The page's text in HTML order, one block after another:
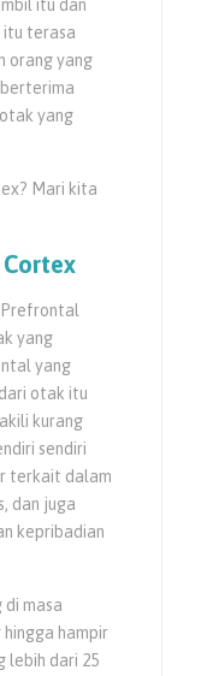
itu dan
itu terasa
orang yang
berterima
yang
Mari kita
yang
yang
otak itu
kurang
sendiri
terkait dalam
dan juga
kepribadian
di masa
hampir
lebih dari 25